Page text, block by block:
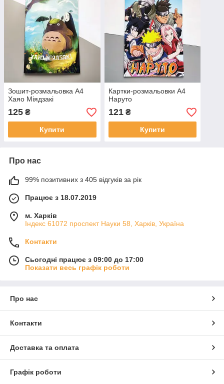
Зошит-розмальовка А4
Хаяо Міядзакі
125 ₴
Купити
Картки-розмальовки А4
Наруто
121₴
Купити
Про нас
99% позитивних з 405 відгуків за рік
Працює з 18.07.2019
м. Харків
Індекс 61072 проспект Науки 58, Харків, Україна
Контакти
Сьогодні працює з 09:00 до 17:00
Показати весь графік роботи
Про нас
Контакти
Доставка та оплата
Графік роботи